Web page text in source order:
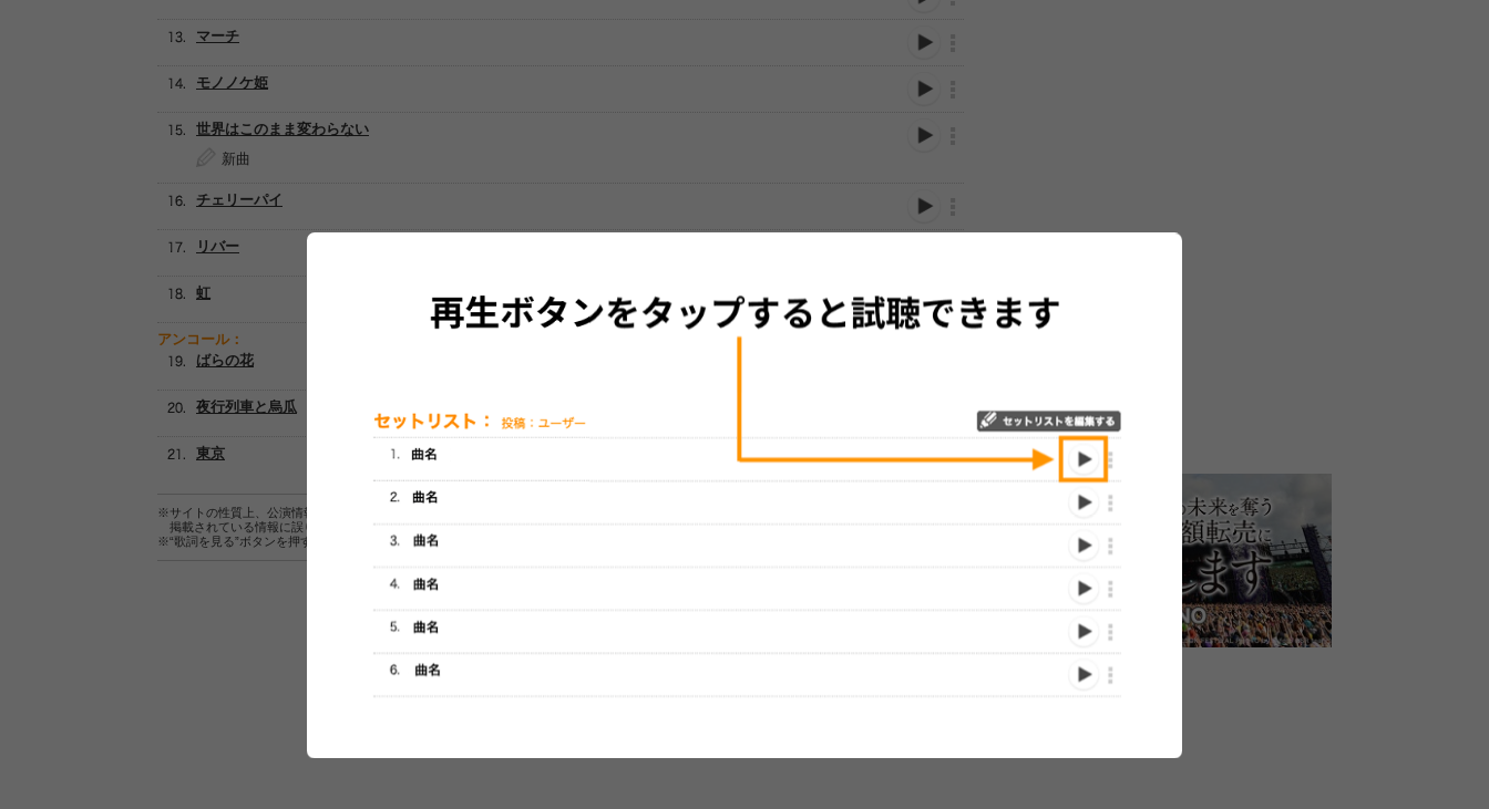
マーチ
モノノケ姫
世界はこのまま変わらない
新曲
チェリーパイ
リバー
虹
アンコール：
ばらの花
夜行列車と烏瓜
東京
※サイトの性質上、公演情報およびセットリスト情報の正確性は保証されませんので、あらかじめご了承ください。
掲載されている情報に誤りがある場合は、
こちら
よりご連絡をお願い致します。
※“歌詞を見る”ボタンを押すと、株式会社ページワンが運営する歌詞サイト「